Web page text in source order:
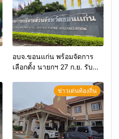
อบจ.ขอนแก่น พร้อมจัดการ
เลือกตั้ง นายกฯ 27 ก.ย. รับ
ลงสมัครรับการเลือกตั้งหาก
คุณสมบัติครบ มั่นใจคนใช้
สิทธิ์ทะลุ 70%
ข่าวเด่นท้องถิ่น